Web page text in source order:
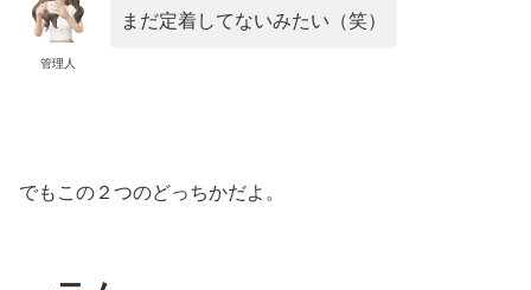
管理人
まだ定着してないみたい（笑）
でもこの２つのどっちかだよ。